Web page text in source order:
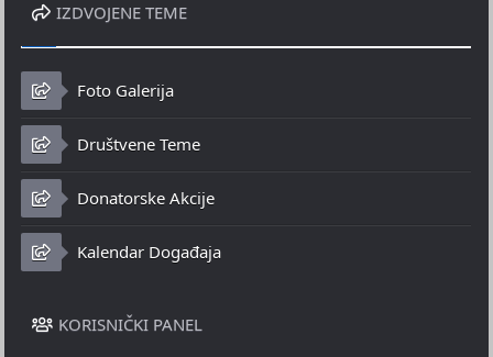
IZDVOJENE TEME
Foto Galerija
Društvene Teme
Donatorske Akcije
Kalendar Događaja
KORISNIČKI PANEL